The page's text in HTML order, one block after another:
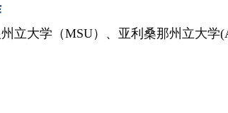
立大学（MSU）、亚利桑那州立大学